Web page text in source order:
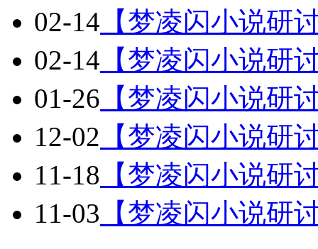
02-14 【梦凌闪小说研
02-14 【梦凌闪小说研
01-26 【梦凌闪小说研
12-02 【梦凌闪小说研
11-18 【梦凌闪小说研
11-03 【梦凌闪小说研